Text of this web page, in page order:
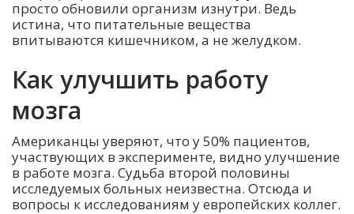
просто обновили организм изнутри. Ведь
истина, что питательные вещества
впитываются кишечником, а не желудком.
Как улучшить работу
мозга
Американцы уверяют, что у 50% пациентов,
участвующих в эксперименте, видно улучшение
в работе мозга. Судьба второй половины
исследуемых больных неизвестна. Отсюда и
вопросы к исследованиям у европейских коллег.